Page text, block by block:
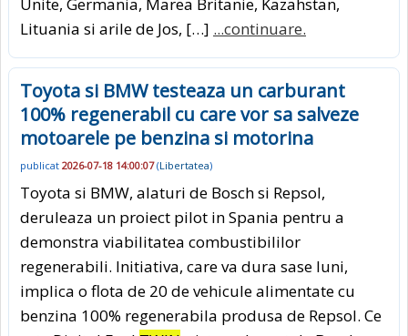
Lituania si arile de Jos, […] ...continuare.
Toyota si BMW testeaza un carburant
100% regenerabil cu care vor sa salveze
motoarele pe benzina si motorina
publicat 2026-07-18 14:00:07(Libertatea)
Toyota si BMW, alaturi de Bosch si Repsol,
deruleaza un proiect pilot in Spania pentru a
demonstra viabilitatea combustibililor
regenerabili. Initiativa, care va dura sase luni,
implica o flota de 20 de vehicule alimentate cu
benzina 100% regenerabila produsa de Repsol. Ce